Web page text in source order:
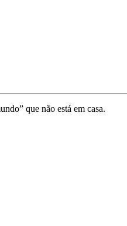
que não está em casa.